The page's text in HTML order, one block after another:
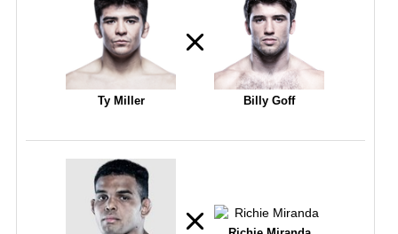
Ty Miller Billy Goff